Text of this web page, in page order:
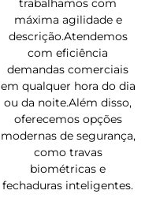
trabalhamos com
máxima agilidade e
descrição.Atendemos
com eficiência
demandas comerciais
em qualquer hora do dia
ou da noite.Além disso,
oferecemos opções
modernas de segurança,
como travas
biométricas e
fechaduras inteligentes.